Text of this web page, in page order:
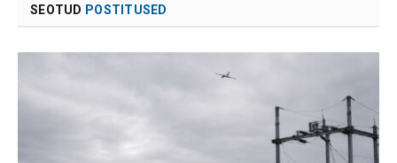
SEOTUD POSTITUSED